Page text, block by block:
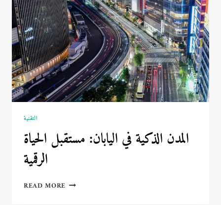
التقنية
المدن الذكية في اليابان: مستقبل الحياة
الرقمية
READ MORE المدن